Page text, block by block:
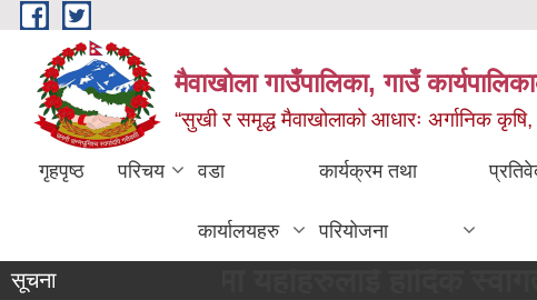
Skip to main content
मैवाखोला गाउँपालिका, गाउँ
“सुखी र समृद्ध मैवाखोलाको आधारः अर्गानिक कृषि,
गृहपृष्ठ परिचय वडा
कार्यालयहरु
कार्यक्रम तथा
परियोजना
यहाँहरुलाई हार्दिक स्वागत छ !!!
सूचना